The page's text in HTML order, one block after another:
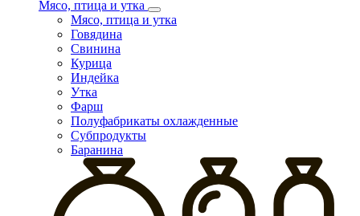
Мясо, птица и утка
Мясо, птица и утка
Говядина
Свинина
Курица
Индейка
Утка
Фарш
Полуфабрикаты охлажденные
Субпродукты
Баранина